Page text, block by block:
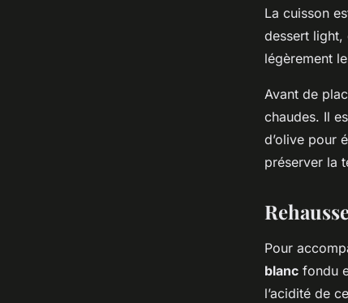
La cuisson
dessert light,
légèrement
Avant de
chaudes. Il
d’olive pour
préserver la
Pour
blanc fondu
l’acidité de